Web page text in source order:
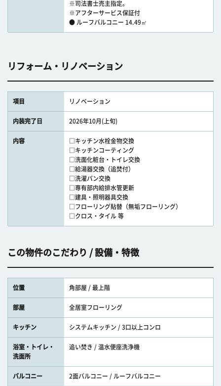
※司法書士売主指定。
※アフターサービス保証付
● ルーフバルコニー 14.49㎡
リフォーム・リノベーション
項目 リノベーション
内装完了日 2026年10月(上旬)
内容
□キッチン水栓金物交換
□キッチンコーティング
□洗面化粧台・トイレ交換
□給湯器交換（追焚付）
□洗濯パン交換
□専有部内給排水管更新
□建具・照明器具交換
□フローリング貼替（無垢フローリング）
□クロス・タイル 等
この物件のこだわり / 設備・特徴
位置 角部屋 / 最上階
部屋 全居室フローリング
キッチン システムキッチン / 3口以上コンロ
浴室・トイレ・
洗面所
追い焚き / 温水便座洗浄機
バルコニー 2面バルコニー / ルーフバルコニー